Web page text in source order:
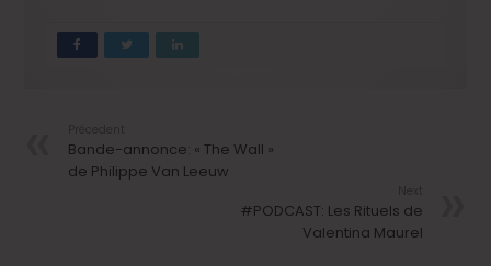
Bande-annonce: « The Wall »
de Philippe Van Leeuw
#PODCAST: Les Rituels de
Valentina Maurel